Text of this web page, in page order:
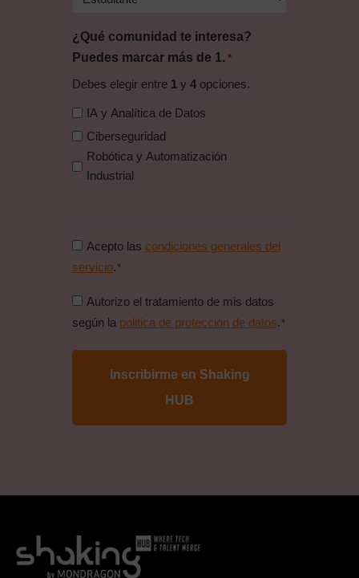
¿Qué comunidad te interesa?
Puedes marcar más de 1. *
Debes elegir entre 1y 4opciones.
IA y Analítica de Datos
Ciberseguridad
Robótica y Automatización
Industrial
Consentimiento
condiciones
*
Acepto las condiciones generales del
servicio. *
Consentimiento
politica
*
Autorizo el tratamiento de mis datos
según la politica de protección de datos. *